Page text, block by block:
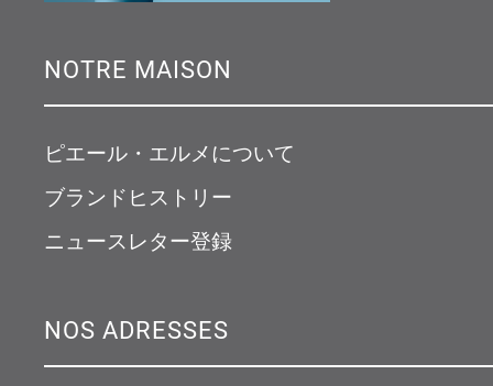
NOTRE MAISON
ピエール・エルメについて
ブランドヒストリー
ニュースレター登録
NOS ADRESSES